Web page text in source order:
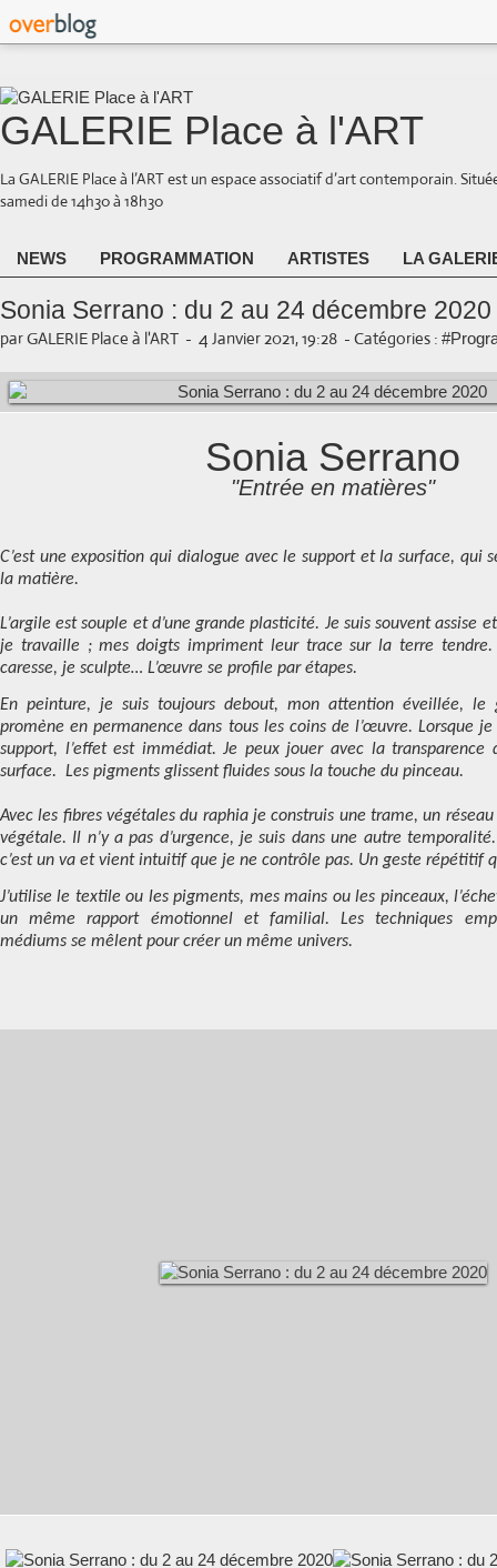
GALERIE Place à l'ART
La GALERIE Place à l’ART est un espace associatif d’art contemporain.
samedi de 14h30 à 18h30
NEWS PROGRAMMATION ARTISTES LA
Sonia Serrano : du 2 au 24 décembre 2020
par GALERIE Place à l'ART - 4 Janvier 2021, 19:28 - Catégories :
Sonia Serrano
"Entrée en matières"
C’est une exposition qui dialogue avec le support et la surface, qui
la matière.
L’argile est souple et d’une grande plasticité. Je suis souvent assise
je travaille ; mes doigts impriment leur trace sur la terre
caresse, je sculpte… L’œuvre se profile par étapes.
En peinture, je suis toujours debout, mon attention éveillée,
promène en permanence dans tous les coins de l’œuvre. Lorsque
support, l’effet est immédiat. Je peux jouer avec la transparence
surface. Les pigments glissent fluides sous la touche du pinceau.
Avec les fibres végétales du raphia je construis une trame, un
végétale. Il n’y a pas d’urgence, je suis dans une autre
c’est un va et vient intuitif que je ne contrôle pas. Un geste répétitif
J’utilise le textile ou les pigments, mes mains ou les pinceaux,
un même rapport émotionnel et familial. Les techniques
médiums se mêlent pour créer un même univers.